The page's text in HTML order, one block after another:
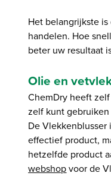
Het belangrijkste
handelen. Hoe
beter uw resultaat
Olie en
ChemDry heeft
zelf kunt
De Vlekkenblusser
effectief product,
hetzelfde product
webshop voor de